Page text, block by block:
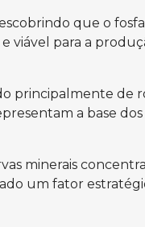
que o
viável para a
principalmente de
a base
minerais
um fator